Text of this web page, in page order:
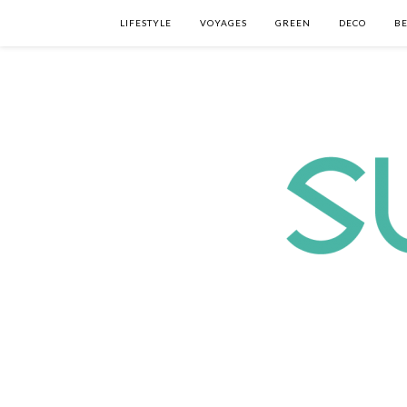
LIFESTYLE VOYAGES GREEN DECO